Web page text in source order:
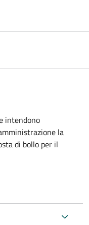
intendono
la
di bollo per il